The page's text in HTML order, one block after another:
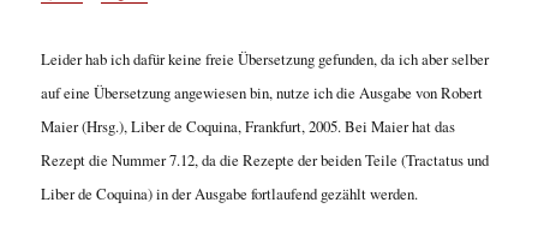
Leider hab ich dafür keine freie Übersetzung gefunden, da ich aber selber
auf eine Übersetzung angewiesen bin, nutze ich die Ausgabe von Robert
Maier (Hrsg.), Liber de Coquina, Frankfurt, 2005. Bei Maier hat das
Rezept die Nummer 7.12, da die Rezepte der beiden Teile (Tractatus und
Liber de Coquina) in der Ausgabe fortlaufend gezählt werden.